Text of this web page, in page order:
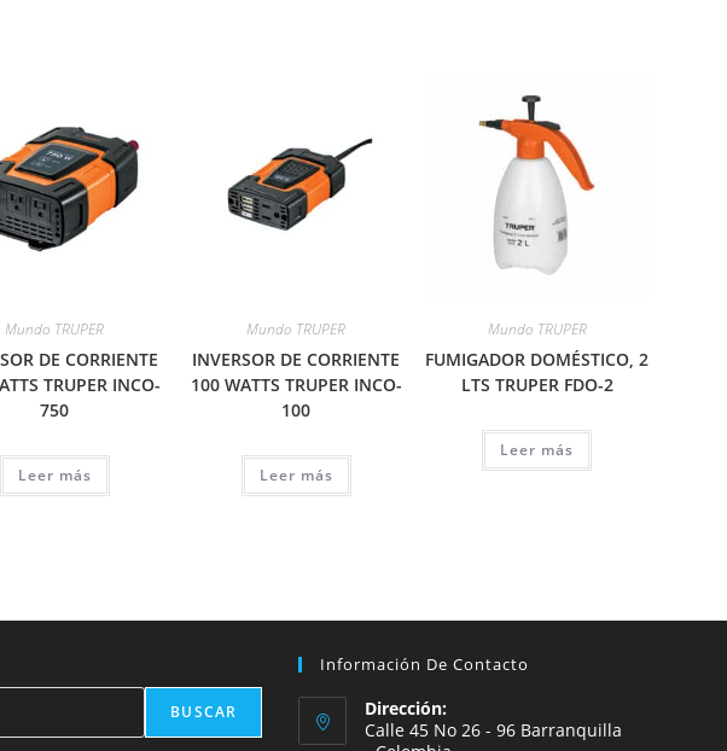
Mundo TRUPER
DE CORRIENTE
TRUPER INCO-
750
Leer más
Mundo TRUPER
INVERSOR DE CORRIENTE
100 WATTS TRUPER INCO-
100
Leer más
Mundo TRUPER
FUMIGADOR DOMÉSTICO, 2
LTS TRUPER FDO-2
Leer más
BUSCAR
Información De Contacto
Dirección:
Calle 45 No 26 - 96 Barranquilla